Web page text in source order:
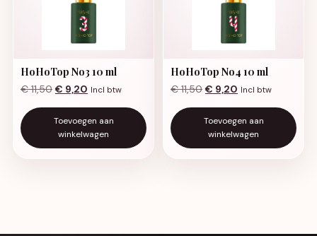
HoHoTop No3 10 ml
€11,50 Oorspronkelijke prijs was: € 11,50.
€ 9,20 Huidige prijs is: € 9,20.
Incl btw
Toevoegen aan
winkelwagen
HoHoTop No4 10 ml
€11,50 Oorspronkelijke prijs
€ 9,20 Huidige prijs is:
Incl btw
Toevoegen aan
winkelwagen